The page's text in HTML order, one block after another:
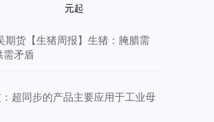
期货【生猪周报】生猪：腌腊需
需矛盾
超同步的产品主要应用于工业母